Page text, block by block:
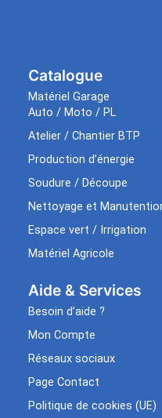
Catalogue
Matériel Garage
Auto / Moto / PL
Atelier / Chantier BTP
Production d’énergie
Soudure / Découpe
Nettoyage et
Espace vert / Irrigation
Matériel Agricole
Aide & Services​
Besoin d’aide ?
Mon Compte
Réseaux sociaux
Page Contact
Politique de cookies (UE)